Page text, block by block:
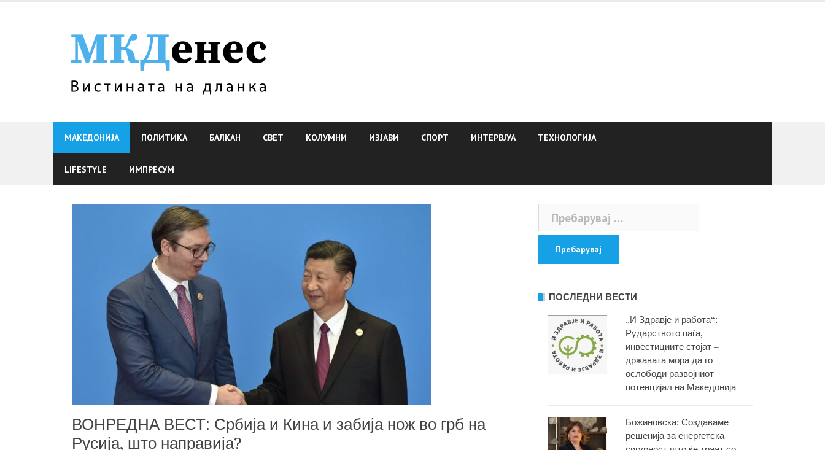
МАКЕДОНИЈА ПОЛИТИКА БАЛКАН СВЕТ КОЛУМНИ ИЗЈАВИ СПОРТ ИНТЕРВЈУА ТЕХНОЛОГИЈА
LIFESTYLE ИМПРЕСУМ
ВОНРЕДНА ВЕСТ: Србија и Кина и забија нож во грб на
Русија, што направија?
Пребарувај
за:
ПОСЛЕДНИ ВЕСТИ
„И Здравје и работа“:
Рударството паѓа,
инвестициите стојат –
државата мора да го
ослободи развојниот
потенцијал на Македонија
Божиновска: Создаваме
решенија за енергетска